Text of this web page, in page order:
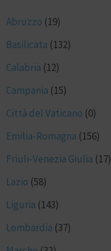
Abruzzo (19)
Basilicata (132)
Calabria (12)
Campania (15)
Città del Vaticano (0)
Emilia-Romagna (156)
Friuli-Venezia Giulia (17)
Lazio (58)
Liguria (143)
Lombardia (37)